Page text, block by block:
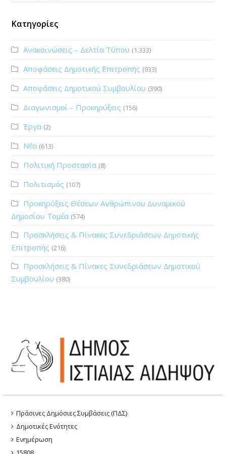
Κατηγορίες
Ανακοινώσεις – Δελτία Τύπου (1.333)
Αποφάσεις Δημοτικής Επιτροπής (933)
Αποφάσεις Δημοτικού Συμβουλίου (390)
Διαγωνισμοί – Προκηρύξεις (156)
Έργα (2)
Νέα (613)
Πολιτική Προστασία (8)
Πολιτισμός (107)
Προκηρύξεις Θέσεων Ανθρώπινου Δυναμικού
Δημοσίου Τομέα (574)
Προσκλήσεις & Πίνακες Συνεδριάσεων Δημοτικής
Επιτροπής (216)
Προσκλήσεις & Πίνακες Συνεδριάσεων Δημοτικού
Συμβουλίου (380)
Πράσινες Δημόσιες Συμβάσεις (ΠΔΣ)
Δημοτικές Ενότητες
Ενημέρωση